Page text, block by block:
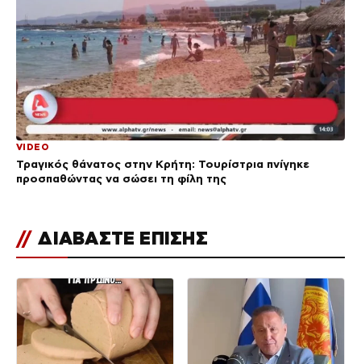
VIDEO
Τραγικός θάνατος στην Κρήτη: Τουρίστρια πνίγηκε
προσπαθώντας να σώσει τη φίλη της
// ΔΙΑΒΑΣΤΕ ΕΠΙΣΗΣ